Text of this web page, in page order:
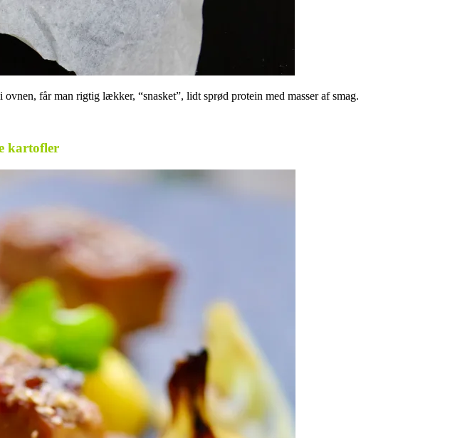
får man rigtig lækker, “snasket”, lidt sprød protein med masser af smag.
kartofler